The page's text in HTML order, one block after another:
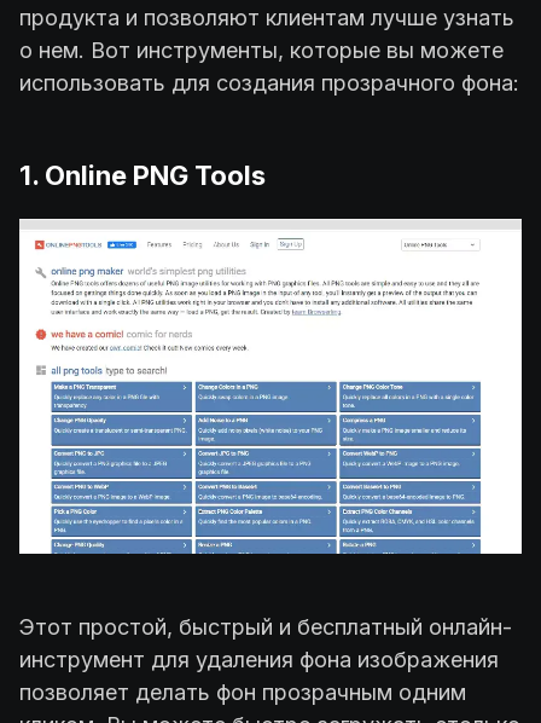
продукта и позволяют клиентам лучше узнать
о нем. Вот инструменты, которые вы можете
использовать для создания прозрачного фона:
1. Online PNG Tools
Этот простой, быстрый и бесплатный онлайн-
инструмент для удаления фона изображения
позволяет делать фон прозрачным одним